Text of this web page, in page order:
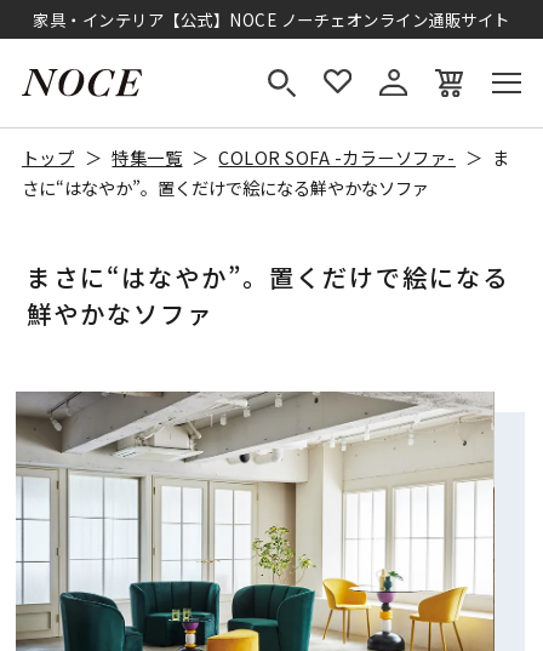
家具・インテリア【公式】NOCE ノーチェオンライン通販サイト
トップ 特集一覧 COLOR SOFA -カラーソファ-
ま
さに“はなやか”。置くだけで絵になる鮮やかなソファ
まさに“はなやか”。置くだけで絵になる
鮮やかなソファ